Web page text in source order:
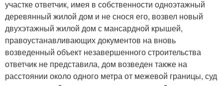
участке ответчик, имея в собственности одноэтажный
деревянный жилой дом и не снося его, возвел новый
двухэтажный жилой дом с мансардной крышей,
правоустанавливающих документов на вновь
возведенный объект незавершенного строительства
ответчик не представила, дом возведен также на
расстоянии около одного метра от межевой границы, суд